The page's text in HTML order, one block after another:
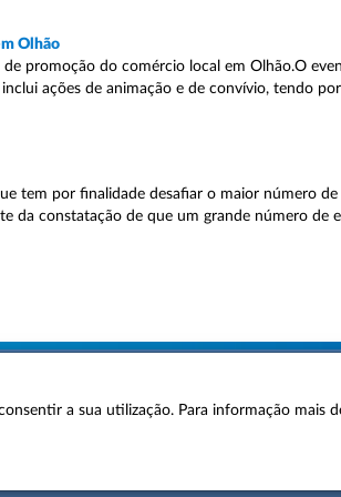
Olhão
promoção do comércio local em Olhão.O
ações de animação e de convívio, tendo
tem por finalidade desafiar o maior número
da constatação de que um grande número de
a sua utilização. Para informação mais